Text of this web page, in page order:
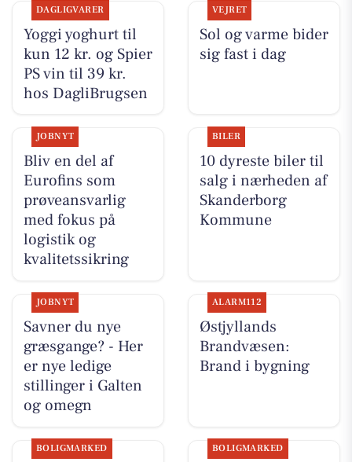
DAGLIGVARER
Yoggi yoghurt til
kun 12 kr. og Spier
PS vin til 39 kr.
hos DagliBrugsen
VEJRET
Sol og varme bider
sig fast i dag
JOBNYT
Bliv en del af
Eurofins som
prøveansvarlig
med fokus på
logistik og
kvalitetssikring
BILER
10 dyreste biler til
salg i nærheden af
Skanderborg
Kommune
JOBNYT
Savner du nye
græsgange? - Her
er nye ledige
stillinger i Galten
og omegn
ALARM112
Østjyllands
Brandvæsen:
Brand i bygning
BOLIGMARKED BOLIGMARKED